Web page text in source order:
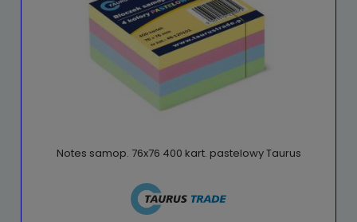
Notes samop. 76x76 400 kart. pastelowy Taurus